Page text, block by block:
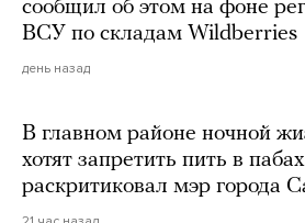
сообщил об этом на фоне
ВСУ по складам Wildberries
день назад
В главном районе ночной
хотят запретить пить в
раскритиковал мэр города